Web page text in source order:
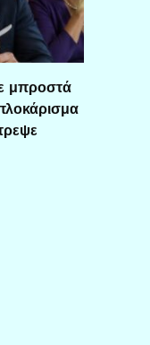
μπροστά